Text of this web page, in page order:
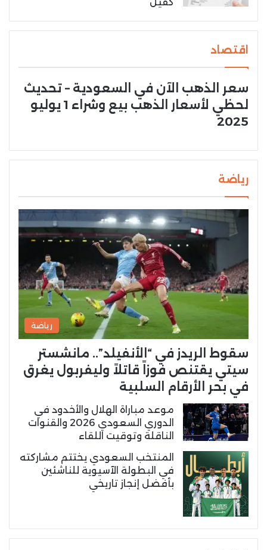
اقتصاد
سعر الذهب الآن في السعودية – تحديث
لحظي لأسعار الذهب بيع وشراء 1 يوليو
2025
رياضة
رياضة
سقوط الريدز في “الأنفيلد”.. مانشستر
سيتي يقتنص فوزاً قاتلاً وليفربول يغرق
في بحر الأرقام السلبية
موعد مباراة الهلال والأخدود في
الدوري السعودي 2026 والقنوات
الناقلة وتوقيت اللقاء
المنتخب السعودي يختتم مشاركته
في البطولة الآسيوية للناشئين
بأفضل إنجاز تاريخي